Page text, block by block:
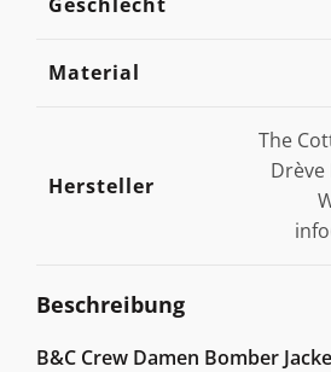
Material
Hersteller
The
Drève
Beschreibung
B&C Crew Damen Bomber